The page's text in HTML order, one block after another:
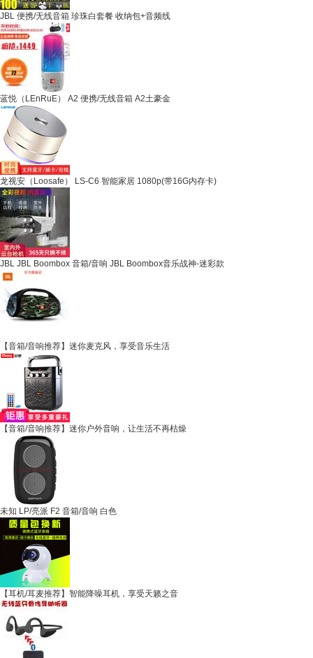
JBL 便携/无线音箱 珍珠白套餐 收纳包+音频线
蓝悦（LEnRuE） A2 便携/无线音箱 A2土豪金
龙视安（Loosafe） LS-C6 智能家居 1080p(带16G内存卡)
JBL JBL Boombox 音箱/音响 JBL Boombox音乐战神-迷彩款
【音箱/音响推荐】迷你麦克风，享受音乐生活
【音箱/音响推荐】迷你户外音响，让生活不再枯燥
未知 LP/亮派 F2 音箱/音响 白色
【耳机/耳麦推荐】智能降噪耳机，享受天籁之音